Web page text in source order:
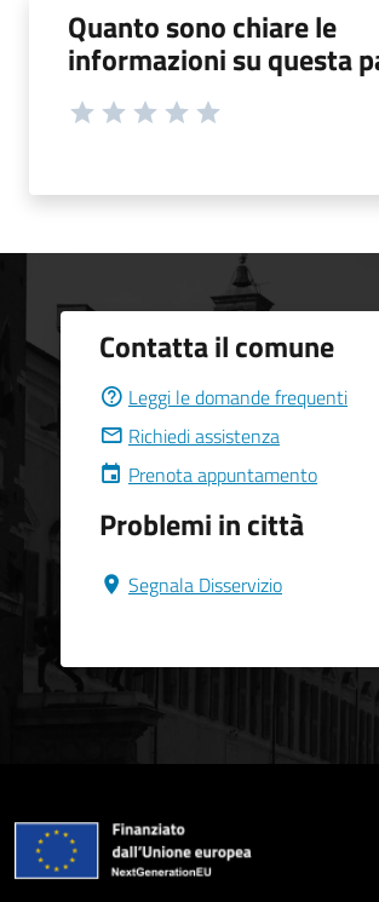
Quanto sono chiare le
informazioni su questa
Contatta il comune
Leggi le domande frequenti
Richiedi assistenza
Prenota appuntamento
Problemi in città
Segnala Disservizio